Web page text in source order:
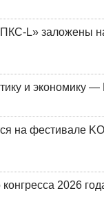
L» заложены
и экономику
на фестивале
2026